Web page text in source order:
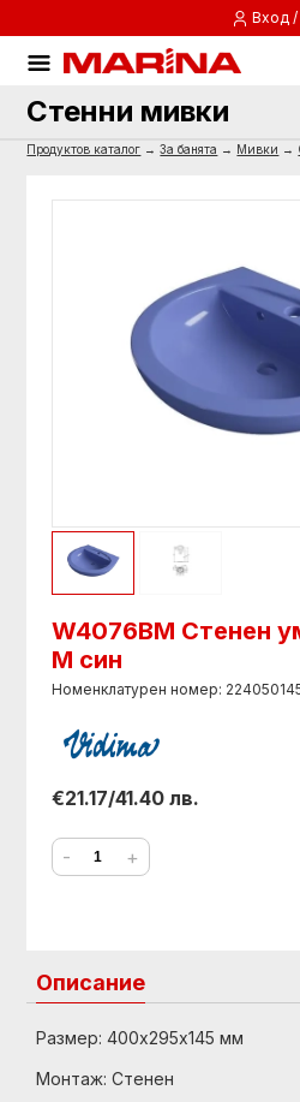
Вход /
Стенни мивки
Продуктов каталог →За банята → Мивки →
W4076BM Стенен
M син
Номенклатурен номер:
€21.17/41.40 лв.
- +
Описание
Размер: 400х295х145 мм
Монтаж: Стенен